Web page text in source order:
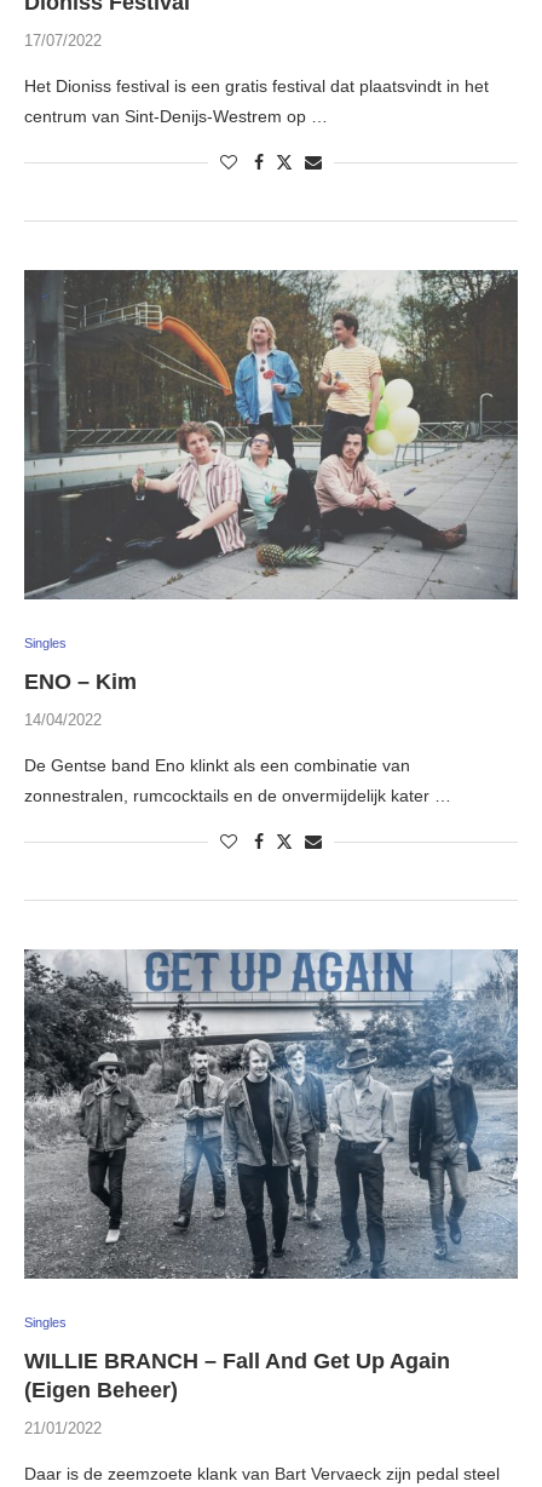
17/07/2022
Het Dioniss festival is een gratis festival dat plaatsvindt in het
centrum van Sint-Denijs-Westrem op …
Singles
ENO – Kim
14/04/2022
De Gentse band Eno klinkt als een combinatie van
zonnestralen, rumcocktails en de onvermijdelijk kater …
Singles
WILLIE BRANCH – Fall And Get Up Again
(Eigen Beheer)
21/01/2022
Daar is de zeemzoete klank van Bart Vervaeck zijn pedal steel